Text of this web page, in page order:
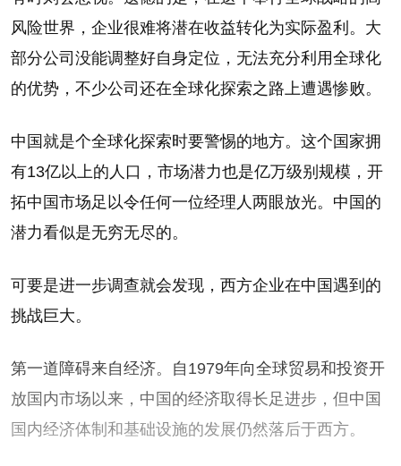
风险世界，企业很难将潜在收益转化为实际盈利。大
部分公司没能调整好自身定位，无法充分利用全球化
的优势，不少公司还在全球化探索之路上遭遇惨败。
中国就是个全球化探索时要警惕的地方。这个国家拥
有13亿以上的人口，市场潜力也是亿万级别规模，开
拓中国市场足以令任何一位经理人两眼放光。中国的
潜力看似是无穷无尽的。
可要是进一步调查就会发现，西方企业在中国遇到的
挑战巨大。
第一道障碍来自经济。自1979年向全球贸易和投资开
放国内市场以来，中国的经济取得长足进步，但中国
国内经济体制和基础设施的发展仍然落后于西方。